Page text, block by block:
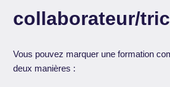
collaborateur/
Vous pouvez marquer une formation
deux manières :